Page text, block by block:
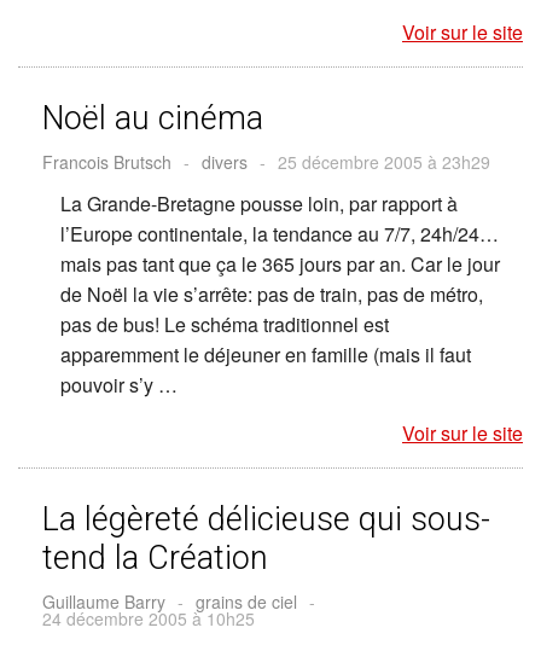
Voir sur le site
Noël au cinéma
Francois Brutsch - divers - 25 décembre 2005 à 23h29
La Grande-Bretagne pousse loin, par rapport à
l’Europe continentale, la tendance au 7/7, 24h/24…
mais pas tant que ça le 365 jours par an. Car le jour
de Noël la vie s’arrête: pas de train, pas de métro,
pas de bus! Le schéma traditionnel est
apparemment le déjeuner en famille (mais il faut
pouvoir s’y …
Voir sur le site
La légèreté délicieuse qui sous-
tend la Création
Guillaume Barry - grains de ciel -
24 décembre 2005 à 10h25